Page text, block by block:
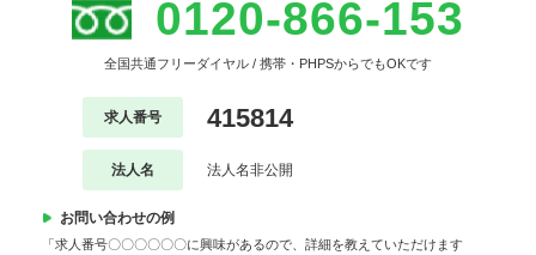
0120-866-153
全国共通フリーダイヤル / 携帯・PHPSからでもOKです
求人番号 415814
法人名 法人名非公開
お問い合わせの例
「求人番号〇〇〇〇〇〇に興味があるので、詳細を教えていただけます